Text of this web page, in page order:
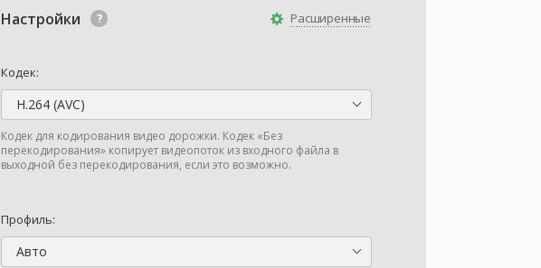
Расширенные
Настройки
Кодек:
H.264 (AVC)
Кодек для кодирования видео дорожки. Кодек «Без
перекодирования» копирует видеопоток из входного файла в
выходной без перекодирования, если это возможно.
Профиль:
Авто